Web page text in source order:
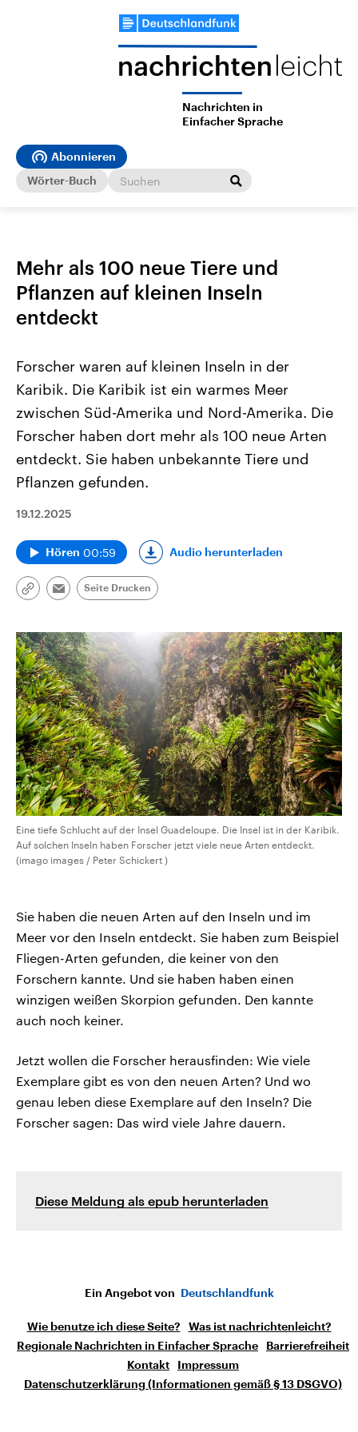
Nachrichten in
Einfacher Sprache
Abonnieren
Wörter-Buch
Mehr als 100 neue Tiere und
Pflanzen auf kleinen Inseln
entdeckt
Forscher waren auf kleinen Inseln in der
Karibik. Die Karibik ist ein warmes Meer
zwischen Süd-Amerika und Nord-Amerika. Die
Forscher haben dort mehr als 100 neue Arten
entdeckt. Sie haben unbekannte Tiere und
Pflanzen gefunden.
19.12.2025
Hören 00:59 Audio herunterladen
Link
Email
Seite Drucken
Eine tiefe Schlucht auf der Insel Guadeloupe. Die Insel ist in der Karibik.
Auf solchen Inseln haben Forscher jetzt viele neue Arten entdeckt.
(imago images / Peter Schickert )
Sie haben die neuen Arten auf den Inseln und im
Meer vor den Inseln entdeckt. Sie haben zum Beispiel
Fliegen-Arten gefunden, die keiner von den
Forschern kannte. Und sie haben haben einen
winzigen weißen Skorpion gefunden. Den kannte
auch noch keiner.
Jetzt wollen die Forscher herausfinden: Wie viele
Exemplare gibt es von den neuen Arten? Und wo
genau leben diese Exemplare auf den Inseln? Die
Forscher sagen: Das wird viele Jahre dauern.
Diese Meldung als epub herunterladen
Ein Angebot von Deutschlandfunk
Wie benutze ich diese Seite?
Was ist nachrichtenleicht?
Regionale Nachrichten in Einfacher Sprache
Barrierefreiheit
Kontakt
Impressum
Datenschutzerklärung (Informationen gemäß § 13 DSGVO)